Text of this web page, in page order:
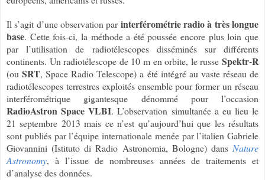
Il s’agit d’une observation parinterférométrie radio à très longue
base. Cette fois-ci, la méthode a été poussée encore plus loin que
par l’utilisation de radiotélescopes disséminés sur différents
continents. Un radiotélescope de 10 m en orbite, le russe Spektr-R
(ouSRT, Space Radio Telescope) a été intégré au vaste réseau de
radiotélescopes terrestres exploités ensemble pour former un réseau
interférométrique gigantesque dénommé pour l’occasion
RadioAstron Space VLBI. L’observation simultanée a eu lieu le
21 septembre 2013 mais ce n’est qu’aujourd’hui que les résultats
sont publiés par l’équipe internationale menée par l’italien Gabriele
Giovannini (Istituto di Radio Astronomia, Bologne) dans Nature
Astronomy, à l’issue de nombreuses années de traitements et
d’analyse des données.